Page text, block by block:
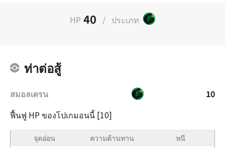
HP 40 / ประเภท
ท่าต่อสู้
สมอลเดรน
10
ฟื้นฟู HP ของโปเกมอนนี้ [10]
จุดอ่อน ความต้านทาน หนี